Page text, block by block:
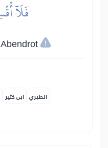
فَلَآ
ابن كثير الطبري